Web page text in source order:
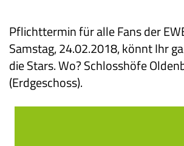
Pflichttermin für alle Fans der
Samstag, 24.02.2018, könnt Ihr
die Stars. Wo? Schlosshöfe
(Erdgeschoss).